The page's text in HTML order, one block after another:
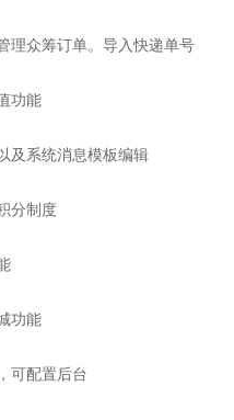
理众筹订单。导入快递单号
功能
及系统消息模板编辑
分制度
功能
可配置后台